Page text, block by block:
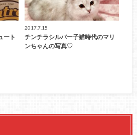
ート
2017.7.15
チンチラシルバー子猫時代のマリ
ンちゃんの写真♡